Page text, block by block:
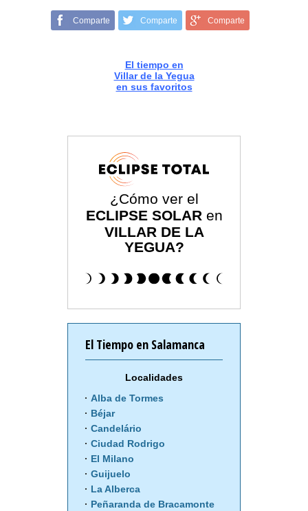
Comparte Comparte Comparte
El tiempo en
Villar de la Yegua
en sus favoritos
¿Cómo ver el
ECLIPSE SOLAR en
VILLAR DE LA
YEGUA?
El Tiempo en Salamanca
Localidades
Alba de Tormes
Béjar
Candelário
Ciudad Rodrigo
El Milano
Guijuelo
La Alberca
Peñaranda de Bracamonte